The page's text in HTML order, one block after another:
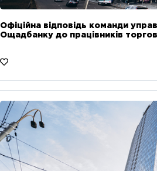
Офіційна відповідь команди
Ощадбанку до працівників